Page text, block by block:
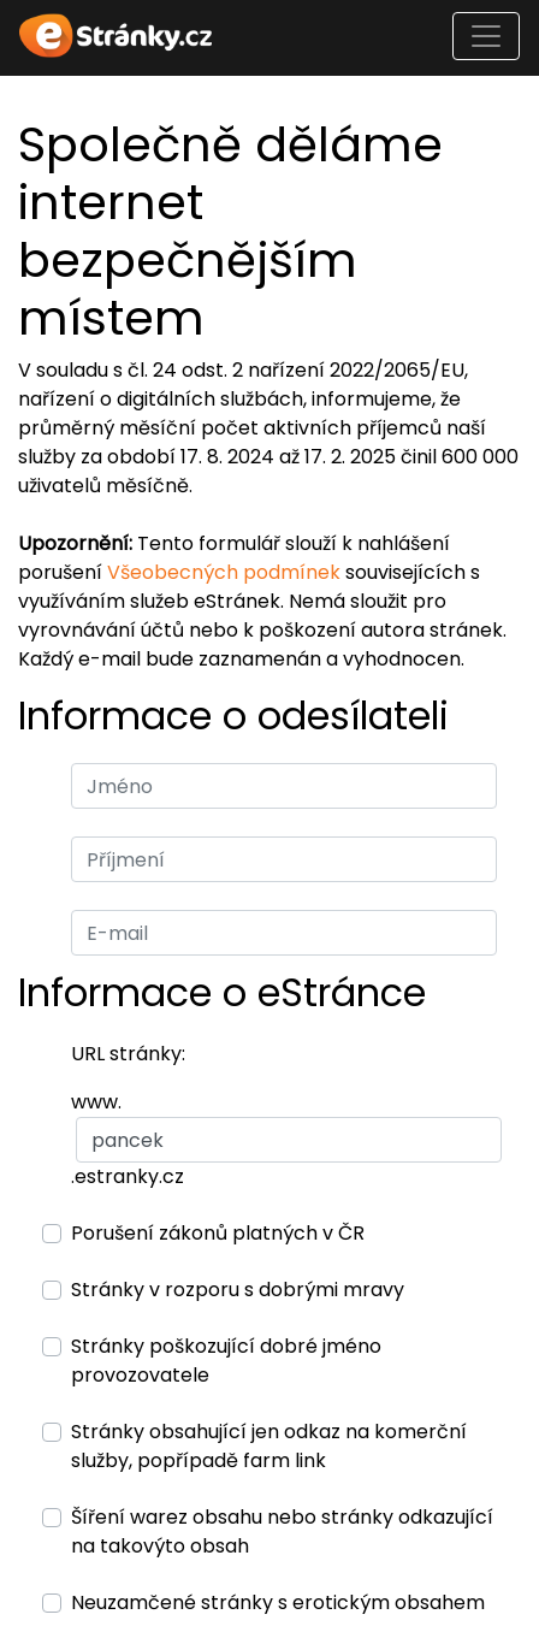
Společně děláme
internet
bezpečnějším
místem
V souladu s čl. 24 odst. 2 nařízení 2022/2065/EU,
nařízení o digitálních službách, informujeme, že
průměrný měsíční počet aktivních příjemců naší
služby za období 17. 8. 2024 až 17. 2. 2025 činil 600 000
uživatelů měsíčně.
Upozornění: Tento formulář slouží k nahlášení
porušeníVšeobecných podmíneksouvisejících s
využíváním služeb eStránek. Nemá sloužit pro
vyrovnávání účtů nebo k poškození autora stránek.
Každý e-mail bude zaznamenán a vyhodnocen.
Informace o odesílateli
Informace o eStránce
URL stránky:
www.
.estranky.cz
Porušení zákonů platných v ČR
Stránky v rozporu s dobrými mravy
Stránky poškozující dobré jméno
provozovatele
Stránky obsahující jen odkaz na komerční
služby, popřípadě farm link
Šíření warez obsahu nebo stránky odkazující
na takovýto obsah
Neuzamčené stránky s erotickým obsahem